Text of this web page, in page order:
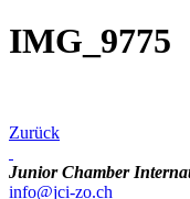
IMG_9775
Zurück
Junior Chamber
info@jci-zo.ch